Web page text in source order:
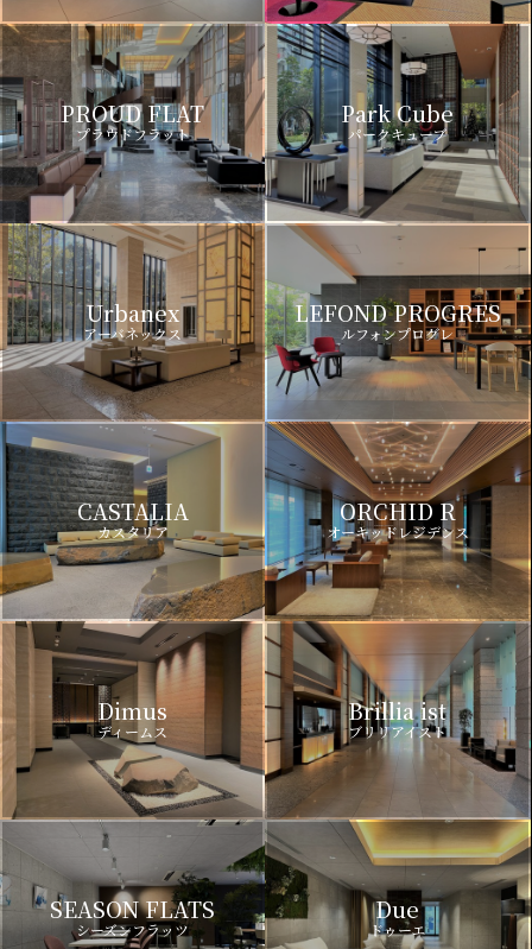
PROUD FLAT
プラウドフラット
Park Cube
パークキューブ
Urbanex
アーバネックス
LEFOND PROGRES
ルフォンプログレ
CASTALIA
カスタリア
ORCHID R
オーキッドレジデンス
Dimus
ディームス
Brillia ist
ブリリアイスト
SEASON FLATS
シーズンフラッツ
Due
ドゥーエ